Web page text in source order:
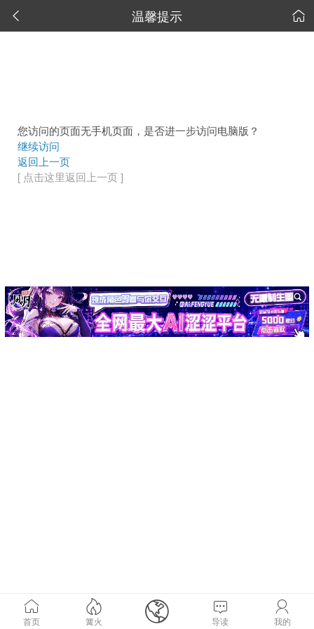
 温馨提示 
您访问的页面无手机页面，是否进一步访问电脑版？
继续访问
返回上一页
[ 点击这里返回上一页 ]

首页

篝火  
导读

我的